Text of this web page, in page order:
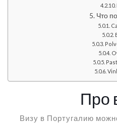
Что
Про
Визу в Португалию